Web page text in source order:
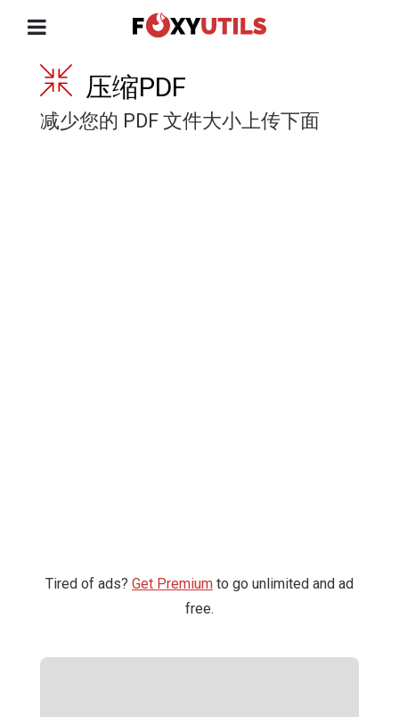
压缩PDF
减少您的 PDF 文件大小上传下面
Tired of ads? Get Premium to go unlimited and ad
free.